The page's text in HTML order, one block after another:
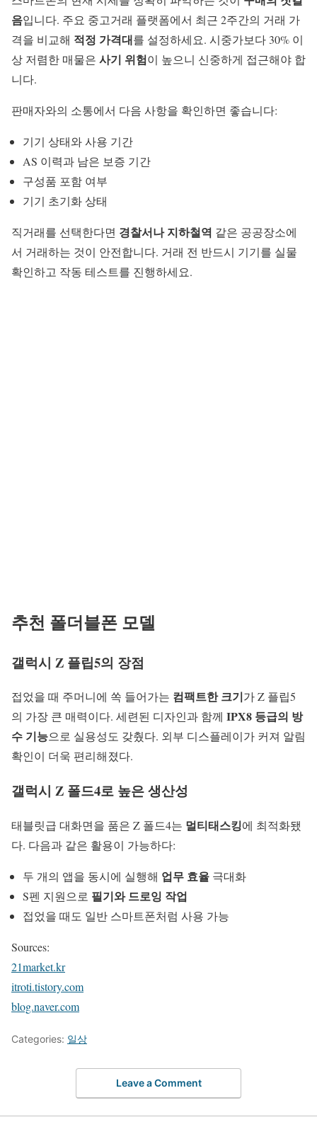
음입니다. 주요 중고거래 플랫폼에서 최근 2주간의 거래 가
격을 비교해 적정 가격대를 설정하세요. 시중가보다 30% 이
상 저렴한 매물은 사기 위험이 높으니 신중하게 접근해야 합
니다.
판매자와의 소통에서 다음 사항을 확인하면 좋습니다:
기기 상태와 사용 기간
AS 이력과 남은 보증 기간
구성품 포함 여부
기기 초기화 상태
직거래를 선택한다면 경찰서나 지하철역 같은 공공장소에
서 거래하는 것이 안전합니다. 거래 전 반드시 기기를 실물
확인하고 작동 테스트를 진행하세요.
추천 폴더블폰 모델
갤럭시 Z 플립5의 장점
접었을 때 주머니에 쏙 들어가는 컴팩트한 크기가 Z 플립5
의 가장 큰 매력이다. 세련된 디자인과 함께 IPX8 등급의 방
수 기능으로 실용성도 갖췄다. 외부 디스플레이가 커져 알림
확인이 더욱 편리해졌다.
갤럭시 Z 폴드4로 높은 생산성
태블릿급 대화면을 품은 Z 폴드4는 멀티태스킹에 최적화됐
다. 다음과 같은 활용이 가능하다:
두 개의 앱을 동시에 실행해 업무 효율 극대화
S펜 지원으로 필기와 드로잉 작업
접었을 때도 일반 스마트폰처럼 사용 가능
Sources:
21market.kr
itroti.tistory.com
blog.naver.com
Categories: 일상
Leave a Comment